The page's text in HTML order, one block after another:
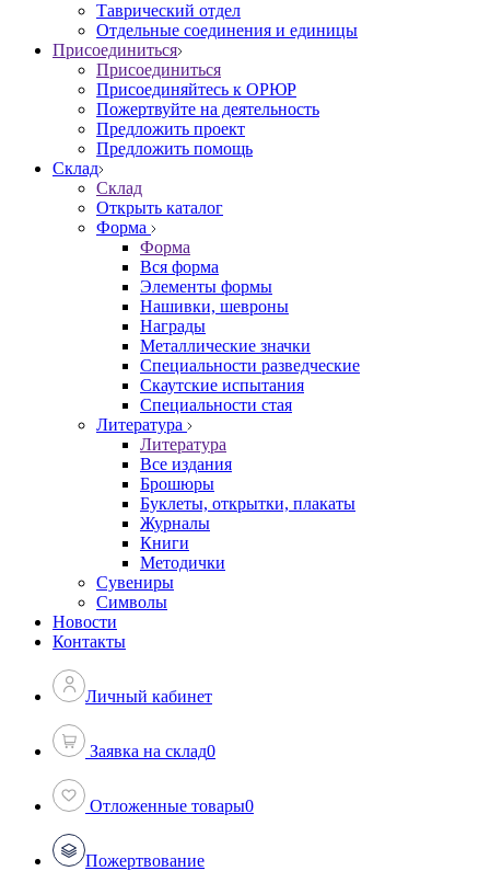
Таврический отдел
Отдельные соединения и единицы
Присоединиться
Присоединиться
Присоединяйтесь к ОРЮР
Пожертвуйте на деятельность
Предложить проект
Предложить помощь
Склад
Склад
Открыть каталог
Форма
Форма
Вся форма
Элементы формы
Нашивки, шевроны
Награды
Металлические значки
Специальности разведческие
Скаутские испытания
Специальности стая
Литература
Литература
Все издания
Брошюры
Буклеты, открытки, плакаты
Журналы
Книги
Методички
Сувениры
Символы
Новости
Контакты
Личный кабинет
Заявка на склад0
Отложенные товары0
Пожертвование